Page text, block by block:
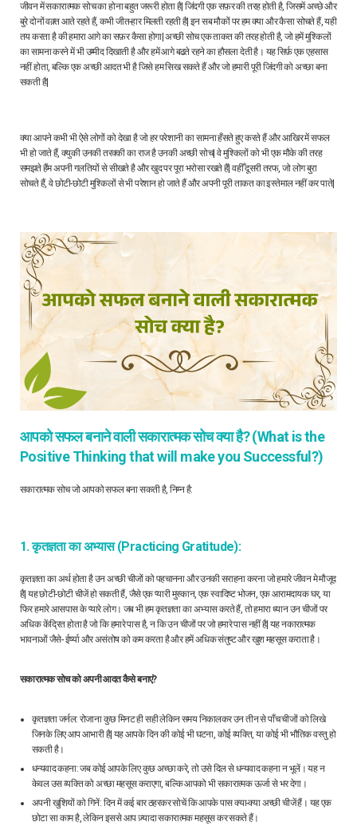
जीवन में सकारात्मक सोच का होना बहुत जरूरी होता है| जिंदगी एक सफ़र की तरह होती है, जिसमें अच्छे और
बुरे दोनों वक़्त आते रहते हैं, कभी जीत-हार मिलती रहती है| इन सब मौकों पर हम क्या और कैसा सोचते हैं, यही
तय करता है की हमारा आगे का सफ़र कैसा होगा| अच्छी सोच एक ताकत की तरह होती है, जो हमें मुश्किलों
का सामना करने में भी उम्मीद दिखाती है और हमें आगे बढते रहने का हौसला देती है। यह सिर्फ़ एक एहसास
नहीं होता, बल्कि एक अच्छी आदत भी है जिसे हम सिख सकते हैं और जो हमारी पूरी जिंदगी को अच्छा बना
सकती है|
क्या आपने कभी भी ऐसे लोगों को देखा है जो हर परेशानी का सामना हँसते हुए करते हैं और आखिर में सफल
भी हो जाते हैं, क्युकी उनकी तरक्की का राज है उनकी अच्छी सोच| वे मुश्किलों को भी एक मौके की तरह
समझते हैंम अपनी गलतियों से सीखते है और खुद पर पूरा भरोसा रखते हैं| वहीँ दूसरी तरफ, जो लोग बुरा
सोचते हैं, वे छोटी-छोटी मुश्किलों से भी परेशान हो जाते हैं और अपनी पूरी ताकत का इस्तेमाल नहीं कर पाते|
आपको सफल बनाने वाली सकारात्मक सोच क्या है? (What is the
Positive Thinking that will make you Successful?)
सकारात्मक सोच जो आपको सफल बना सकती है, निम्न है:
1. कृतज्ञता का अभ्यास (Practicing Gratitude):
कृतज्ञता का अर्थ होता है उन अच्छी चीजों को पहचानना और उनकी सराहना करना जो हमारे जीवन मे मौजूद
है| यह छोटी-छोटी चीजें हो सकती हैं, जैसे एक प्यारी मुस्कान, एक स्वादिष्ट भोजन, एक आरामदायक घर, या
फिर हमारे आसपास के प्यारे लोग। जब भी हम कृतज्ञता का अभ्यास करते हैं, तो हमारा ध्यान उन चीजों पर
अधिक केंद्रित होता है जो कि हमारे पास है, न कि उन चीजों पर जो हमारे पास नहीं है| यह नकारात्मक
भावनाओं जैसे- ईर्ष्या और असंतोष को कम करता है और हमें अधिक संतुष्ट और खुश महसूस कराता है।
सकारात्मक सोच को अपनी आदत कैसे बनाएं?
कृतज्ञता जर्नल: रोजाना कुछ मिनट ही सही लेकिन समय निकालकर उन तीन से पाँच चीजों को लिखे
जिनके लिए आप आभारी है| यह आपके दिन की कोई भी घटना, कोई व्यक्ति, या कोई भी भौतिक वस्तु हो
सकती है।
धन्यवाद कहना: जब कोई आपके लिए कुछ अच्छा करे, तो उसे दिल से धन्यवाद कहना न भूलें। यह न
केवल उस व्यक्ति को अच्छा महसूस कराएगा, बल्कि आपको भी सकारात्मक ऊर्जा से भर देगा।
अपनी खुशियों को गिनें: दिन में कई बार ठहरकर सोचें कि आपके पास क्या-क्या अच्छी चीजें हैं। यह एक
छोटा सा काम है, लेकिन इससे आप ज़्यादा सकारात्मक महसूस कर सकते हैं।